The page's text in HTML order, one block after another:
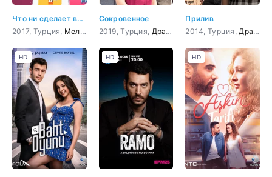
Что ни сделает влюбленный
2017, Турция, Мелодрама ,Комедия
Сокровенное
2019, Турция, Драма
Прилив
2014, Турция, Драма
HD HD HD